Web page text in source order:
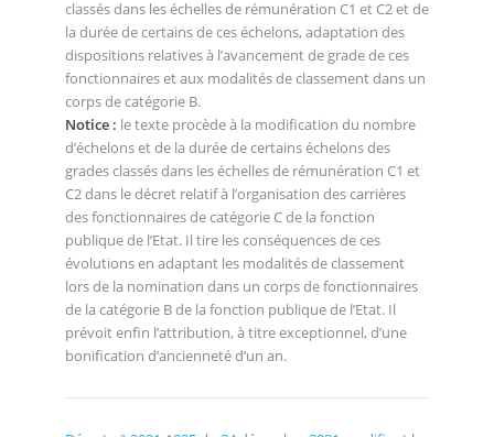
classés dans les échelles de rémunération C1 et C2 et de
la durée de certains de ces échelons, adaptation des
dispositions relatives à l’avancement de grade de ces
fonctionnaires et aux modalités de classement dans un
corps de catégorie B.
Notice : le texte procède à la modification du nombre
d’échelons et de la durée de certains échelons des
grades classés dans les échelles de rémunération C1 et
C2 dans le décret relatif à l’organisation des carrières
des fonctionnaires de catégorie C de la fonction
publique de l’Etat. Il tire les conséquences de ces
évolutions en adaptant les modalités de classement
lors de la nomination dans un corps de fonctionnaires
de la catégorie B de la fonction publique de l’Etat. Il
prévoit enfin l’attribution, à titre exceptionnel, d’une
bonification d’ancienneté d’un an.